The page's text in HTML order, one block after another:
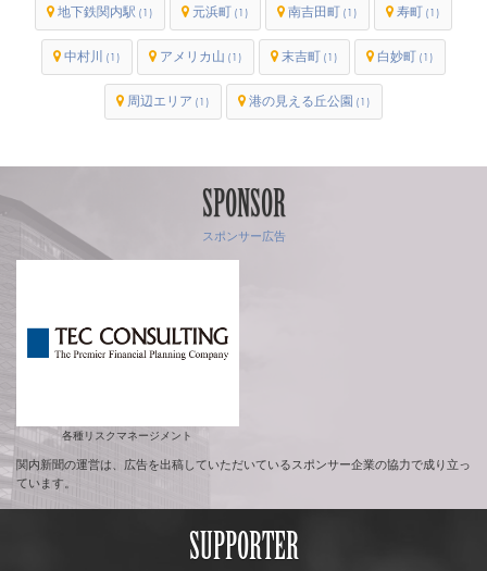
地下鉄関内駅 (1) 元浜町 (1) 南吉田町 (1) 寿町 (1)
中村川 (1) アメリカ山 (1) 末吉町 (1) 白妙町 (1)
周辺エリア (1) 港の見える丘公園 (1)
SPONSOR
スポンサー広告
各種リスクマネージメント
関内新聞の運営は、広告を出稿していただいているスポンサー企業の協力で成り立っ
ています。
SUPPORTER